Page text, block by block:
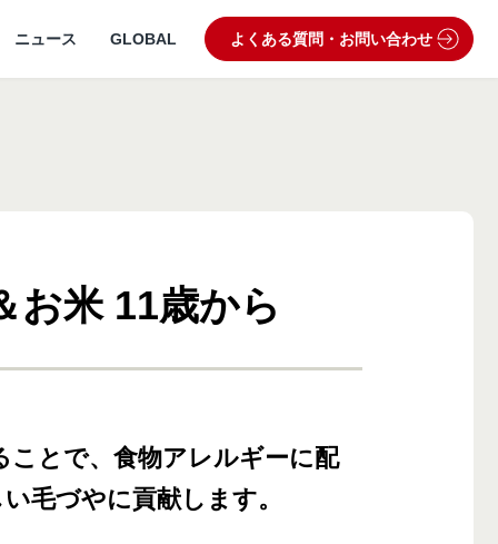
製品・品質管理 動物病院専用フード
ぶつ病院宅配便
狂犬病予防
理念・ビジョン
ニュース GLOBAL よくある質問・お問い合わせ
お米 11歳から
とで、食物アレルギーに配
毛づやに貢献します。